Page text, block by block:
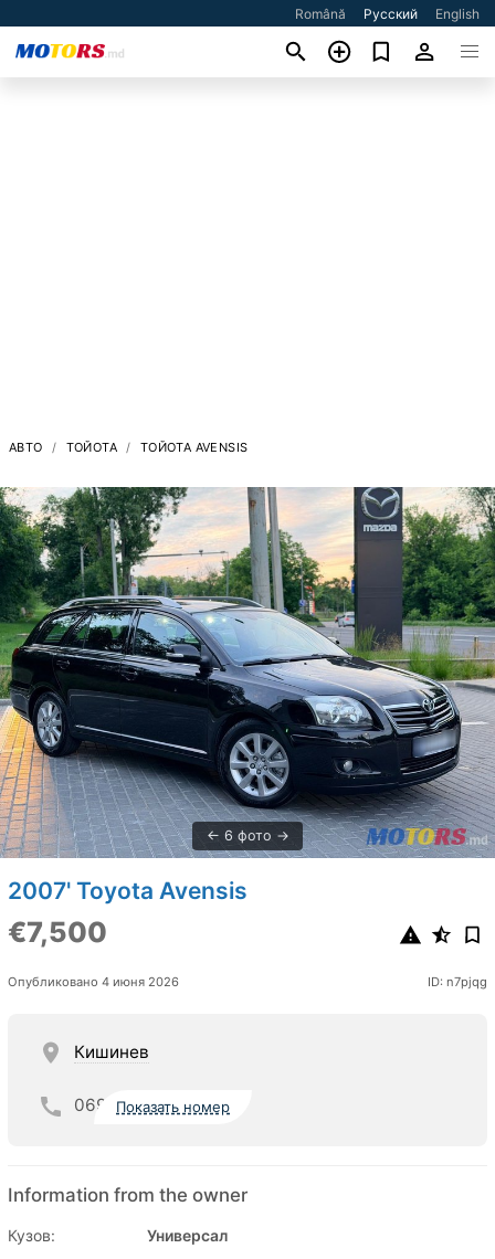
Română Русский English
АВТО ТОЙОТА ТОЙОТА AVENSIS
6 фото
2007' Toyota Avensis
€7,500
Опубликовано 4 июня 2026 ID: n7pjqg
Кишинев
069 Показать номер
Information from the owner
Кузов:
Универсал